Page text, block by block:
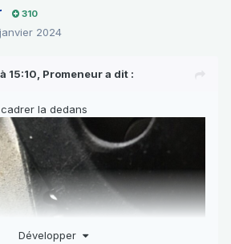
310
2024
15:10, Promeneura dit :
la dedans
Développer